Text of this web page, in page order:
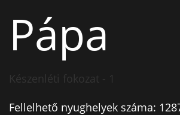
Pápa
Készenléti fokozat - 1
Fellelhető nyughelyek száma: